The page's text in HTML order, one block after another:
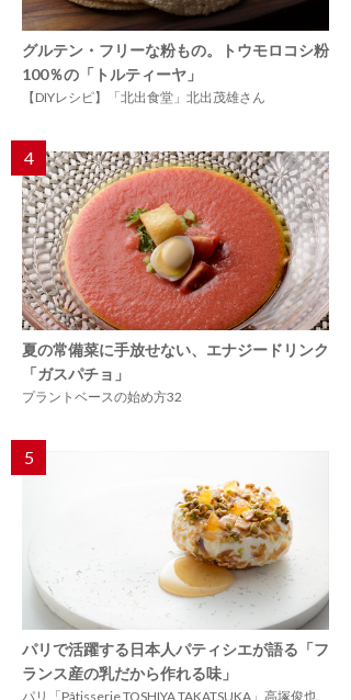
グルテン・フリーな粉もの。トウモロコシ粉
100％の「トルティーヤ」
【DIYレシピ】「北出食堂」北出茂雄さん
4
夏の常備菜に手放せない、エナジードリンク
「ガスパチョ」
プラントベースの始め方32
5
パリで活躍する日本人パティシエが語る「フ
ランス産の乳だから作れる味」
パリ「Pâtisserie TOSHIYA TAKATSUKA」高塚俊也